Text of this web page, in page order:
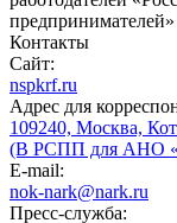
Контакты
Сайт:
nspkrf.ru
Адрес для
109240, Москва,
(В РСПП для АНО
E-mail:
nok-nark@nark.ru
Пресс-служба: